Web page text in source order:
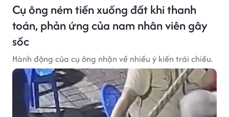
Cụ ông ném tiền xuống đất khi thanh
toán, phản ứng của nam nhân viên gây
sốc
Hành động của cụ ông nhận về nhiều ý kiến trái chiều.